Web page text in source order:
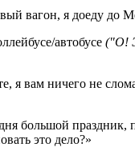
вагон, я доеду до
автобусе ("О!
я вам ничего не
большой
это дело?»